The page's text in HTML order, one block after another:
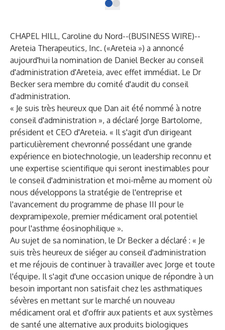
CHAPEL HILL, Caroline du Nord--(BUSINESS WIRE)--
Areteia Therapeutics, Inc. («Areteia ») a annoncé
aujourd'hui la nomination de Daniel Becker au conseil
d'administration d'Areteia, avec effet immédiat. Le Dr
Becker sera membre du comité d'audit du conseil
d'administration.
« Je suis très heureux que Dan ait été nommé à notre
conseil d'administration », a déclaré Jorge Bartolome,
président et CEO d'Areteia. « Il s'agit d'un dirigeant
particulièrement chevronné possédant une grande
expérience en biotechnologie, un leadership reconnu et
une expertise scientifique qui seront inestimables pour
le conseil d'administration et moi-même au moment où
nous développons la stratégie de l'entreprise et
l'avancement du programme de phase III pour le
dexpramipexole, premier médicament oral potentiel
pour l'asthme éosinophilique ».
Au sujet de sa nomination, le Dr Becker a déclaré : « Je
suis très heureux de siéger au conseil d'administration
et me réjouis de continuer à travailler avec Jorge et toute
l'équipe. Il s'agit d'une occasion unique de répondre à un
besoin important non satisfait chez les asthmatiques
sévères en mettant sur le marché un nouveau
médicament oral et d'offrir aux patients et aux systèmes
de santé une alternative aux produits biologiques